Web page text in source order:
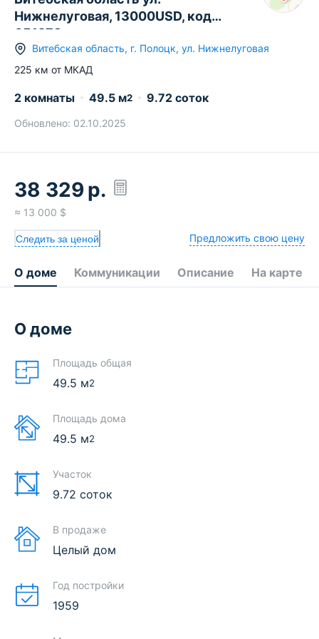
Нижнелуговая, 13000USD, код
651278
Витебская область, г. Полоцк, ул. Нижнелуговая
225 км от МКАД
2 комнаты 49.5 м2 9.72 соток
Обновлено: 02.10.2025
38 329р.
≈ 13 000 $
Следить за ценой Предложить свою цену
О доме Коммуникации Описание На карте
О доме
Площадь общая
49.5 м2
Площадь дома
49.5 м2
Участок
9.72 соток
В продаже
Целый дом
Год постройки
1959